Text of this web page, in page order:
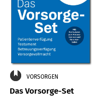
VORSORGEN
Das Vorsorge-Set